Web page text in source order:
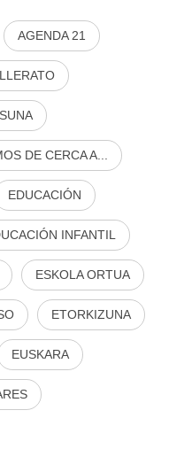
AGENDA 21
DE CERCA A...
EDUCACIÓN
INFANTIL
ESKOLA ORTUA
ETORKIZUNA
EUSKARA